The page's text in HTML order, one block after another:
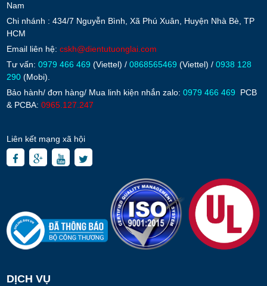
Nam
Chi nhánh : 434/7 Nguyễn Bình, Xã Phú Xuân, Huyện Nhà Bè, TP
HCM
Email liên hệ: cskh@dientutuonglai.com
Tư vấn: 0979 466 469 (Viettel) / 0868565469 (Viettel) / 0938 128
290 (Mobi).
Bảo hành/ đơn hàng/ Mua linh kiện nhắn zalo: 0979 466 469
PCB
& PCBA: 0965.127.247
Liên kết mạng xã hội
DỊCH VỤ